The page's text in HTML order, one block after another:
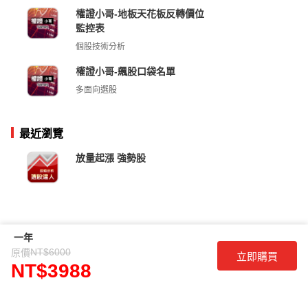
權證小哥-地板天花板反轉價位
監控表
個股技術分析
權證小哥-飆股口袋名單
多面向選股
最近瀏覽
放量起漲 強勢股
一年
原價NT$6000
NT$3988
立即購買